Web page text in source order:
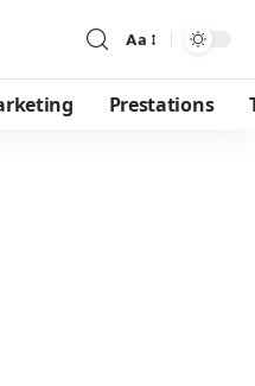
Aa
Prestations